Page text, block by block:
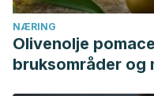
NÆRING
Olivenolje
bruksområder og